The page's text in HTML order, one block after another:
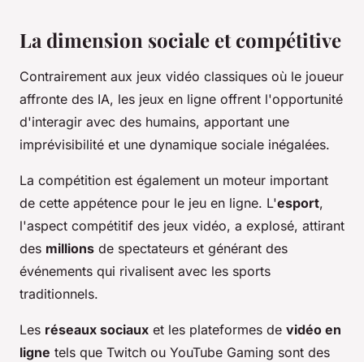
La dimension sociale et compétitive
Contrairement aux jeux vidéo classiques où le joueur
affronte des IA, les jeux en ligne offrent l'opportunité
d'interagir avec des humains, apportant une
imprévisibilité et une dynamique sociale inégalées.
La compétition est également un moteur important
de cette appétence pour le jeu en ligne. L'esport,
l'aspect compétitif des jeux vidéo, a explosé, attirant
des millions de spectateurs et générant des
événements qui rivalisent avec les sports
traditionnels.
Les réseaux sociaux et les plateformes de vidéo en
ligne tels que Twitch ou YouTube Gaming sont des